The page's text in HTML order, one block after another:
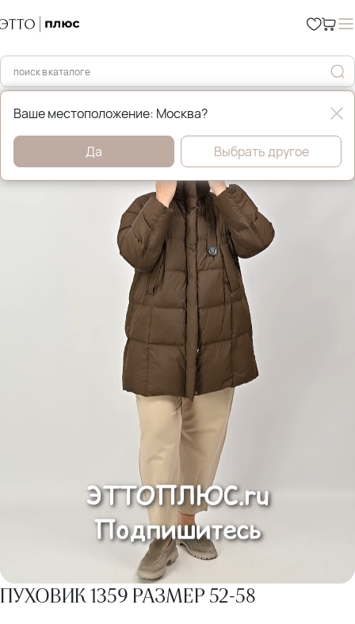
Главная Зимние пуховики и куртки
ПУХОВИК 1359 РАЗМЕР 52-58
Ваше местоположение: Москва?
Да Выбрать другое